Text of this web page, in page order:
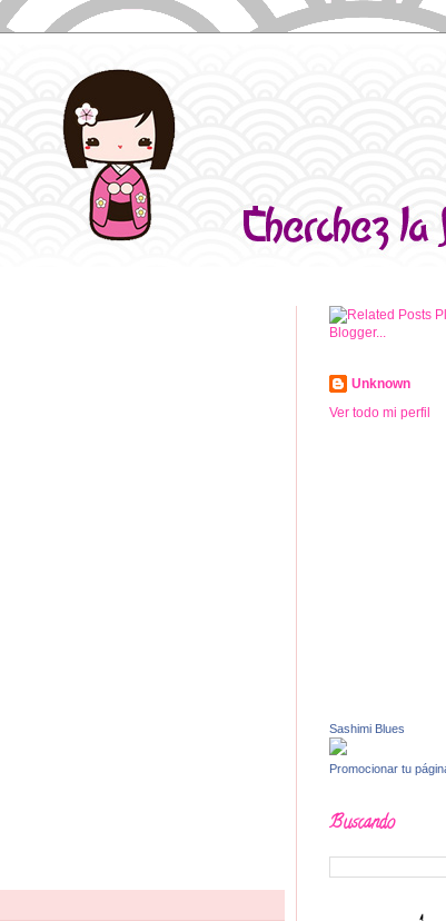
Unknown
Ver todo mi perfil
Sashimi Blues
Promocionar tu
Buscando